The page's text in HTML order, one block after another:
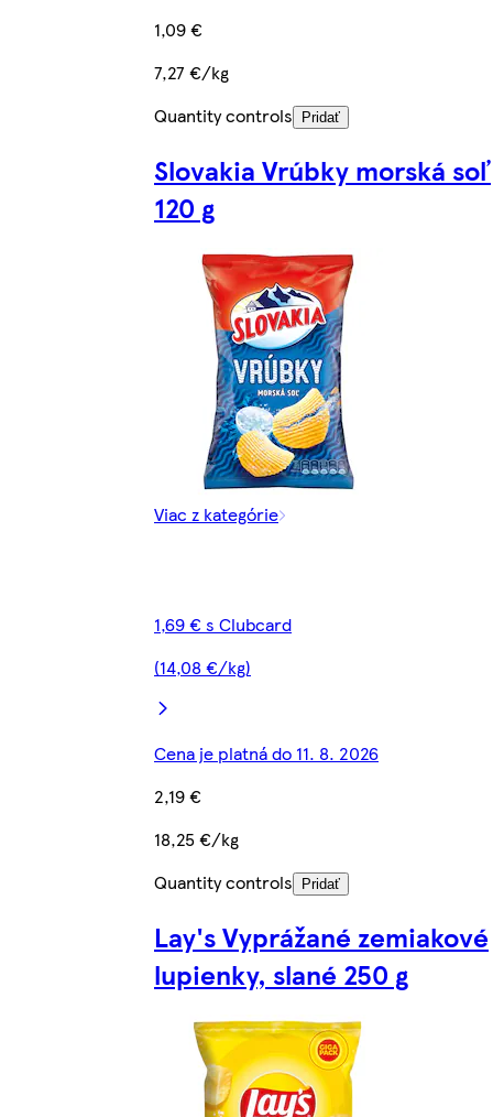
1,09 €
7,27 €/kg
Quantity controls
Pridať
Slovakia Vrúbky morská soľ
120 g
Viac z kategórie
1,69 € s Clubcard
(14,08 €/kg)
Cena je platná do 11. 8. 2026
2,19 €
18,25 €/kg
Quantity controls
Pridať
Lay's Vyprážané zemiakové
lupienky, slané 250 g